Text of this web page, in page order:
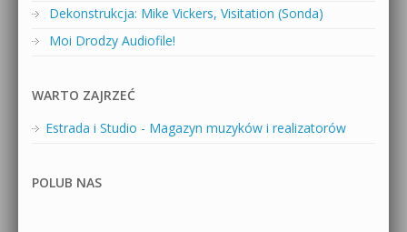
Dekonstrukcja: Mike Vickers, Visitation (Sonda)
Moi Drodzy Audiofile!
WARTO ZAJRZEĆ
Estrada i Studio - Magazyn muzyków i realizatorów
POLUB NAS